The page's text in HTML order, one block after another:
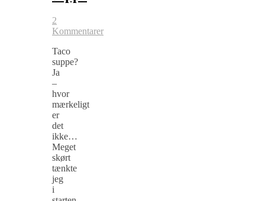
2
Kommentarer
Taco
suppe?
Ja
–
hvor
mærkeligt
er
det
ikke…
Meget
skørt
tænkte
jeg
i